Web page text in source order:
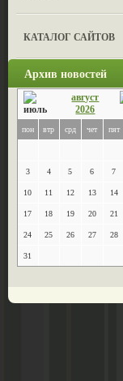
КАТАЛОГ САЙТОВ
Архив новостей
август
2026
пон втр срд чет пят
3 4 5 6 7
10 11 12 13 14
17 18 19 20 21
24 25 26 27 28
31